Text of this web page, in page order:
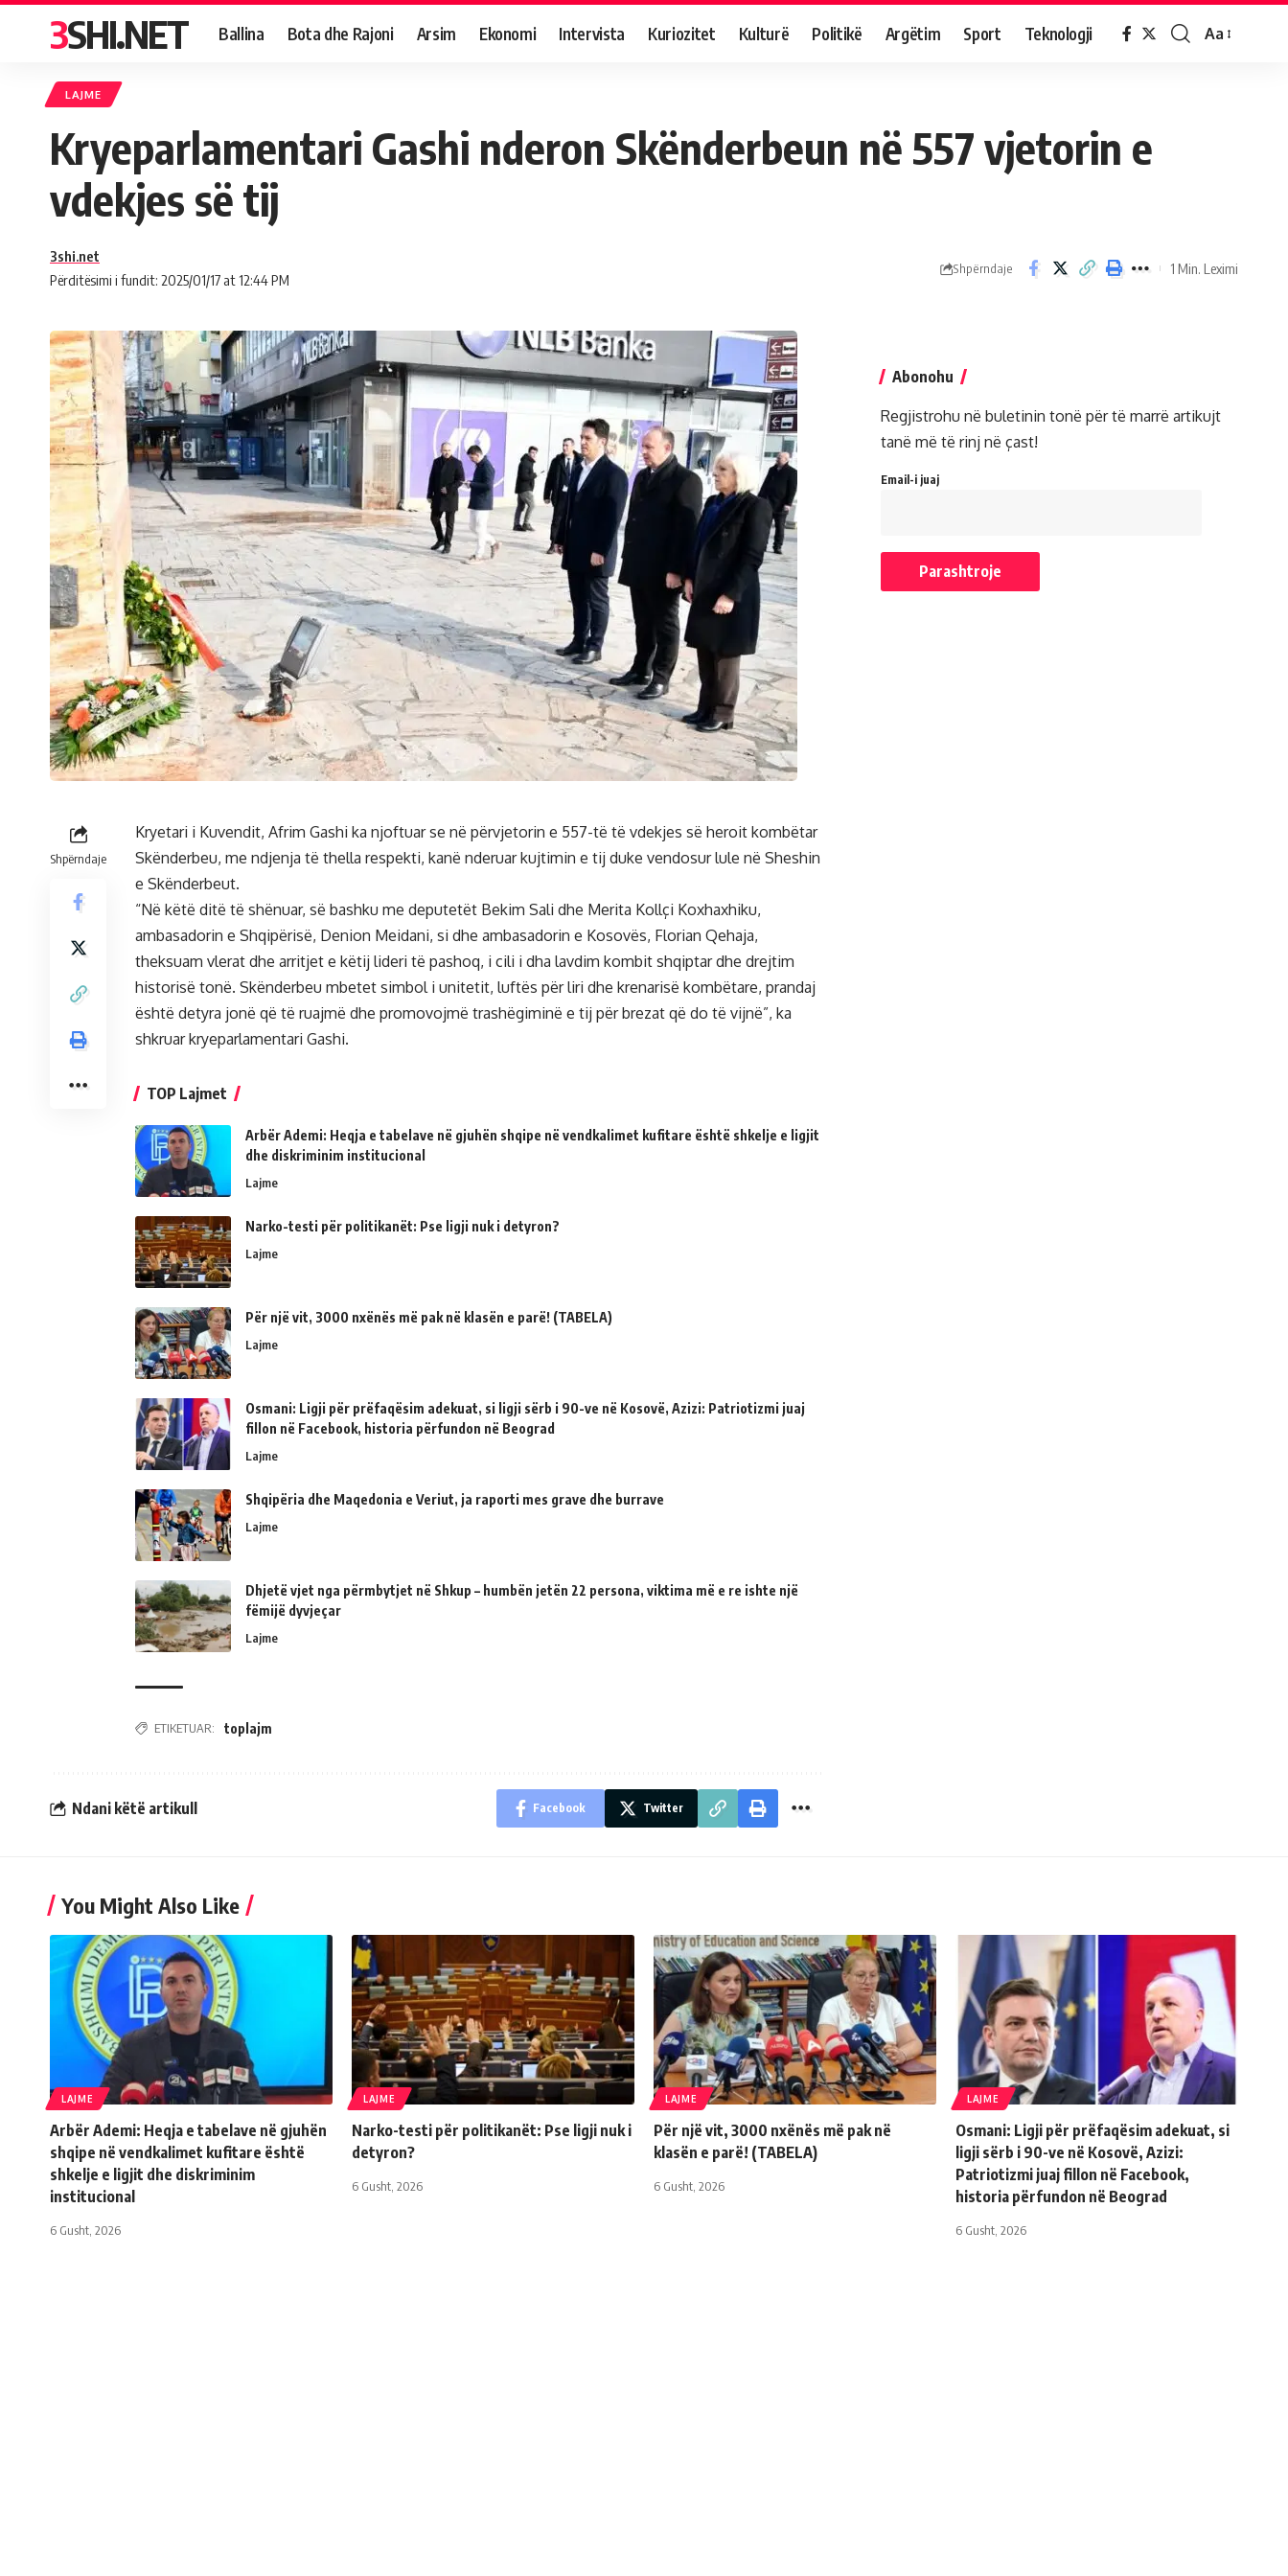
3SHI.NET Ballina Bota dhe Rajoni Arsim Ekonomi Intervista Kuriozitet Kulturë Politikë Argëtim Sport Teknologji Aa
LAJME
Kryeparlamentari Gashi nderon Skënderbeun në 557 vjetorin e
vdekjes së tij
Përditësimi i fundit: 2025/01/17 at 12:44 PM
3shi.net
Shpërndaje 1 Min. Leximi
Shpërndaje
Kryetari i Kuvendit, Afrim Gashi ka njoftuar se në përvjetorin e 557-të të vdekjes së heroit kombëtar
Skënderbeu, me ndjenja të thella respekti, kanë nderuar kujtimin e tij duke vendosur lule në Sheshin
e Skënderbeut.
“Në këtë ditë të shënuar, së bashku me deputetët Bekim Sali dhe Merita Kollçi Koxhaxhiku,
ambasadorin e Shqipërisë, Denion Meidani, si dhe ambasadorin e Kosovës, Florian Qehaja,
theksuam vlerat dhe arritjet e këtij lideri të pashoq, i cili i dha lavdim kombit shqiptar dhe drejtim
historisë tonë. Skënderbeu mbetet simbol i unitetit, luftës për liri dhe krenarisë kombëtare, prandaj
është detyra jonë që të ruajmë dhe promovojmë trashëgiminë e tij për brezat që do të vijnë”, ka
shkruar kryeparlamentari Gashi.
TOP Lajmet
Arbër Ademi: Heqja e tabelave në gjuhën shqipe në vendkalimet kufitare është shkelje e ligjit
dhe diskriminim institucional
Lajme
Narko-testi për politikanët: Pse ligji nuk i detyron?
Lajme
Për një vit, 3000 nxënës më pak në klasën e parë! (TABELA)
Lajme
Osmani: Ligji për prëfaqësim adekuat, si ligji sërb i 90-ve në Kosovë, Azizi: Patriotizmi juaj
fillon në Facebook, historia përfundon në Beograd
Lajme
Shqipëria dhe Maqedonia e Veriut, ja raporti mes grave dhe burrave
Lajme
Dhjetë vjet nga përmbytjet në Shkup – humbën jetën 22 persona, viktima më e re ishte një
fëmijë dyvjeçar
Lajme
ETIKETUAR: toplajm
Ndani këtë artikull Facebook Twitter
Abonohu
Regjistrohu në buletinin tonë për të marrë artikujt
tanë më të rinj në çast!
Email-i juaj
You Might Also Like
LAJME
Arbër Ademi: Heqja e tabelave në gjuhën
shqipe në vendkalimet kufitare është
shkelje e ligjit dhe diskriminim
institucional
6 Gusht, 2026
LAJME
Narko-testi për politikanët: Pse ligji nuk i
detyron?
6 Gusht, 2026
LAJME
Për një vit, 3000 nxënës më pak në
klasën e parë! (TABELA)
6 Gusht, 2026
LAJME
Osmani: Ligji për prëfaqësim adekuat, si
ligji sërb i 90-ve në Kosovë, Azizi:
Patriotizmi juaj fillon në Facebook,
historia përfundon në Beograd
6 Gusht, 2026